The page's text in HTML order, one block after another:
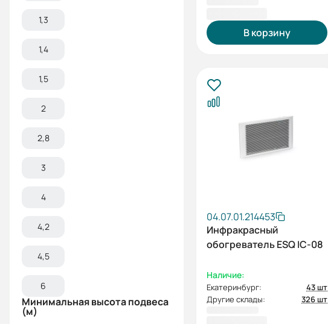
1,3
1,4
1,5
2
2,8
3
4
4,2
4,5
6
Минимальная высота подвеса
(м)
В корзину
04.07.01.214453
Инфракрасный
обогреватель ESQ IC-08
Наличие:
Екатеринбург:
43 шт
Другие склады:
326 шт